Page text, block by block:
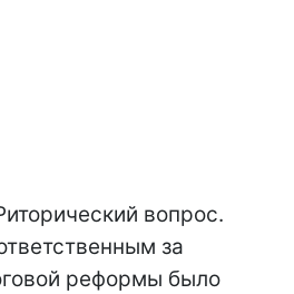
вопрос.
за
реформы было